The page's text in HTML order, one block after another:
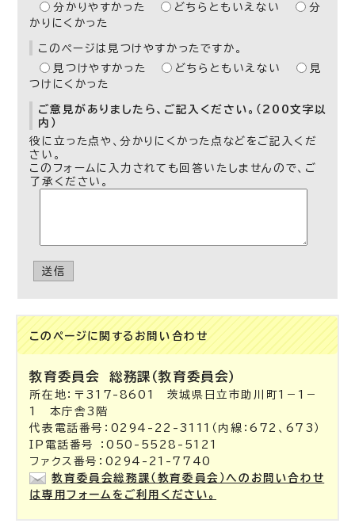
分かりやすかった
どちらともいえない
分
かりにくかった
このページは見つけやすかったですか。
見つけやすかった
どちらともいえない
見
つけにくかった
ご意見がありましたら、ご記入ください。（200文字以
内）
役に立った点や、分かりにくかった点などをご記入くだ
さい。
このフォームに入力されても回答いたしませんので、ご
了承ください。
送信
このページに関する お問い合わせ
教育委員会総務課（教育委員会）
所在地：〒317-8601 茨城県日立市助川町1－1－
1 本庁舎3階
代表電話番号：0294-22-3111（内線：672、673）
IP電話番号 ：050-5528-5121
ファクス番号：0294-21-7740
教育委員会総務課（教育委員会）へのお問い合わせ
は専用フォームをご利用ください。